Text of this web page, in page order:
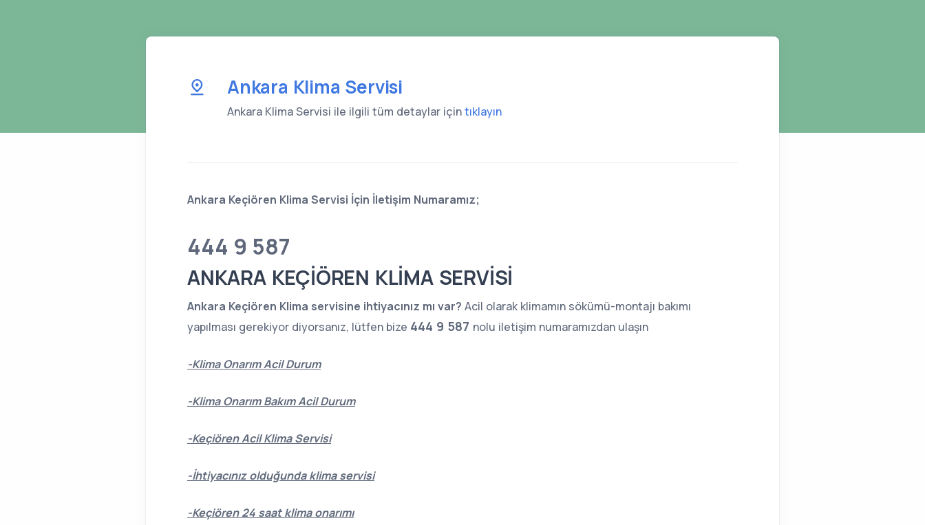
Ankara Klima Servisi
Ankara Klima Servisi ile ilgili tüm detaylar içintıklayın
Ankara Keçiören Klima Servisi İçin İletişim Numaramız;
444 9 587
ANKARA KEÇİÖREN KLİMA SERVİSİ
Ankara Keçiören Klima servisine ihtiyacınız mı var? Acil olarak klimamın sökümü-montajı bakımı
yapılması gerekiyor diyorsanız, lütfen bize 444 9 587 nolu iletişim numaramızdan ulaşın
-Klima Onarım Acil Durum
-Klima Onarım Bakım Acil Durum
-Keçiören Acil Klima Servisi
-İhtiyacınız olduğunda klima servisi
-Keçiören 24 saat klima onarımı